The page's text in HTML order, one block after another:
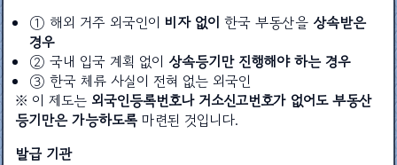
① 해외 거주 외국인이비자 없이 한국 부동산을 상속받은
경우
② 국내 입국 계획 없이 상속등기만 진행해야 하는 경우
③ 한국 체류 사실이 전혀 없는 외국인
※ 이 제도는 외국인등록번호나 거소신고번호가 없어도 부동산
등기만은 가능하도록 마련된 것입니다.
발급 기관